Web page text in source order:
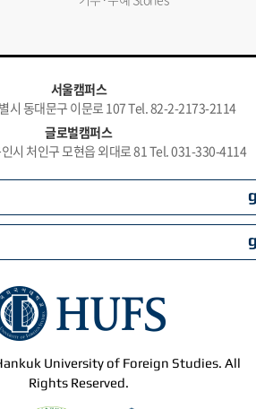
서울캠퍼스
시 동대문구 이문로 107 Tel. 82-2-2173-2114
글로벌캠퍼스
시 처인구 모현읍 외대로 81 Tel. 031-330-4114
University of Foreign Studies. All
Rights Reserved.